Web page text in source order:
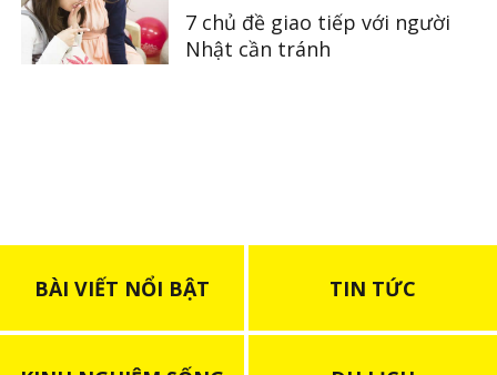
7 chủ đề giao tiếp với người
Nhật cần tránh
BÀI VIẾT NỔI BẬT TIN TỨC